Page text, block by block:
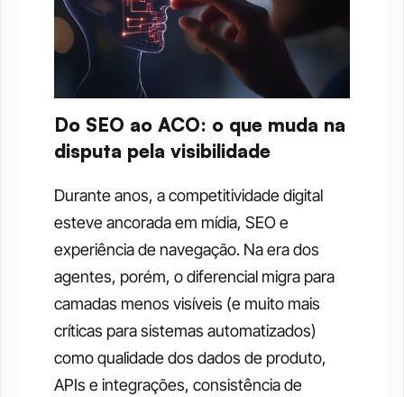
Do SEO ao ACO: o que muda na
disputa pela visibilidade
Durante anos, a competitividade digital
esteve ancorada em mídia, SEO e
experiência de navegação. Na era dos
agentes, porém, o diferencial migra para
camadas menos visíveis (e muito mais
críticas para sistemas automatizados)
como qualidade dos dados de produto,
APIs e integrações, consistência de